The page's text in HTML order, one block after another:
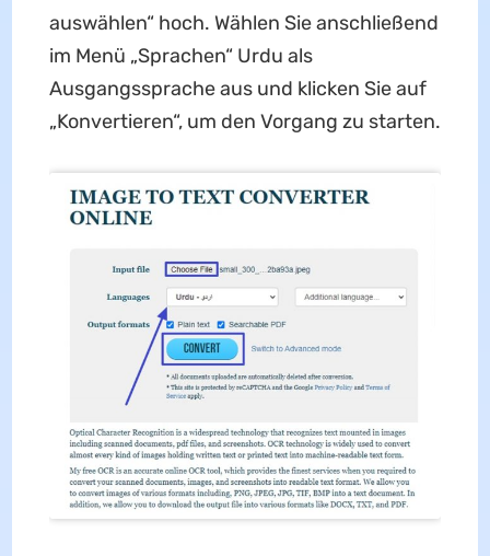
auswählen“ hoch. Wählen Sie anschließend
im Menü „Sprachen“ Urdu als
Ausgangssprache aus und klicken Sie auf
„Konvertieren“, um den Vorgang zu starten.